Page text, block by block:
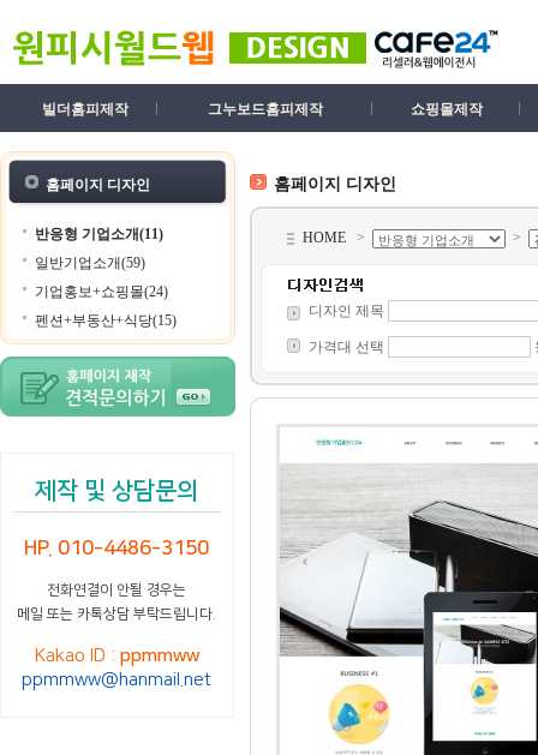
빌더홈피제작 그누보드홈피제작 쇼핑몰제작
홈페이지 디자인
반응형 기업소개(11)
일반기업소개(59)
기업홍보+쇼핑몰(24)
펜션+부동산+식당(15)
제작 및 상담문의
HP. 010-4486-3150
전화연결이 안될 경우는
메일 또는 카톡상담 부탁드립니다.
Kakao ID : ppmmww
ppmmww@hanmail.net
홈페이지 디자인
HOME > >
디자인 제목
가격대 선택